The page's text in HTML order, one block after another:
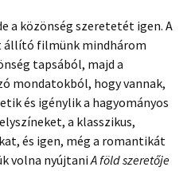
a közönség szeretetét igen. A
állító filmünk mindhárom
tapsából, majd a
mondatokból, hogy vannak,
és igénylik a hagyományos
a klasszikus,
és igen, még a romantikát
volna nyújtaniA föld szeretője